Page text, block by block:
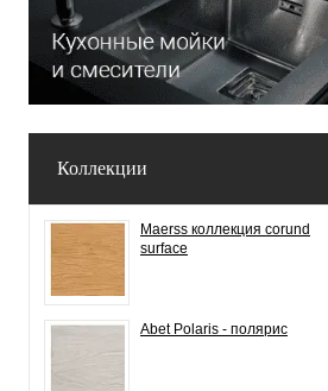
Коллекции
Maerss коллекция corund
surface
Abet Polaris - полярис